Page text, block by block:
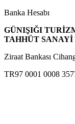
Banka Hesabı
GÜNIŞIĞI
TAHHÜT
Ziraat Bankası
TR97 0001 0008